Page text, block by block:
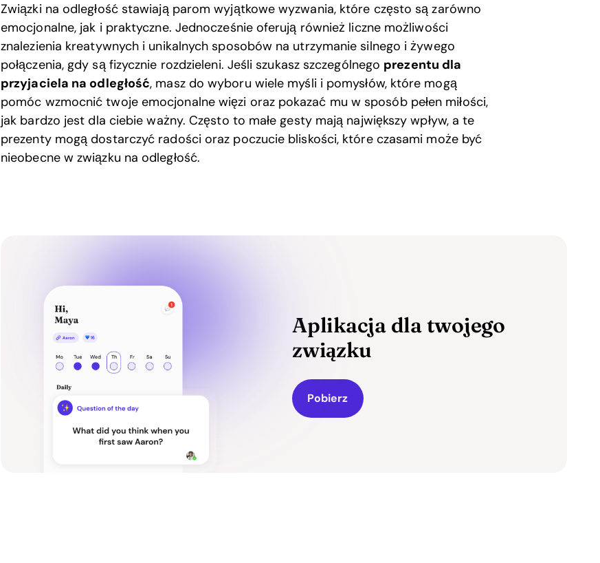
Związki na odległość stawiają parom wyjątkowe wyzwania, które często są zarówno
emocjonalne, jak i praktyczne. Jednocześnie oferują również liczne możliwości
znalezienia kreatywnych i unikalnych sposobów na utrzymanie silnego i żywego
połączenia, gdy są fizycznie rozdzieleni. Jeśli szukasz szczególnego prezentu dla
przyjaciela na odległość, masz do wyboru wiele myśli i pomysłów, które mogą
pomóc wzmocnić twoje emocjonalne więzi oraz pokazać mu w sposób pełen miłości,
jak bardzo jest dla ciebie ważny. Często to małe gesty mają największy wpływ, a te
prezenty mogą dostarczyć radości oraz poczucie bliskości, które czasami może być
nieobecne w związku na odległość.
Aplikacja dla twojego
związku
Pobierz